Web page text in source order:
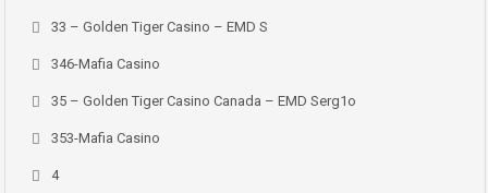
33 – Golden Tiger Casino – EMD S
346-Mafia Casino
35 – Golden Tiger Casino Canada – EMD Serg1o
353-Mafia Casino
4